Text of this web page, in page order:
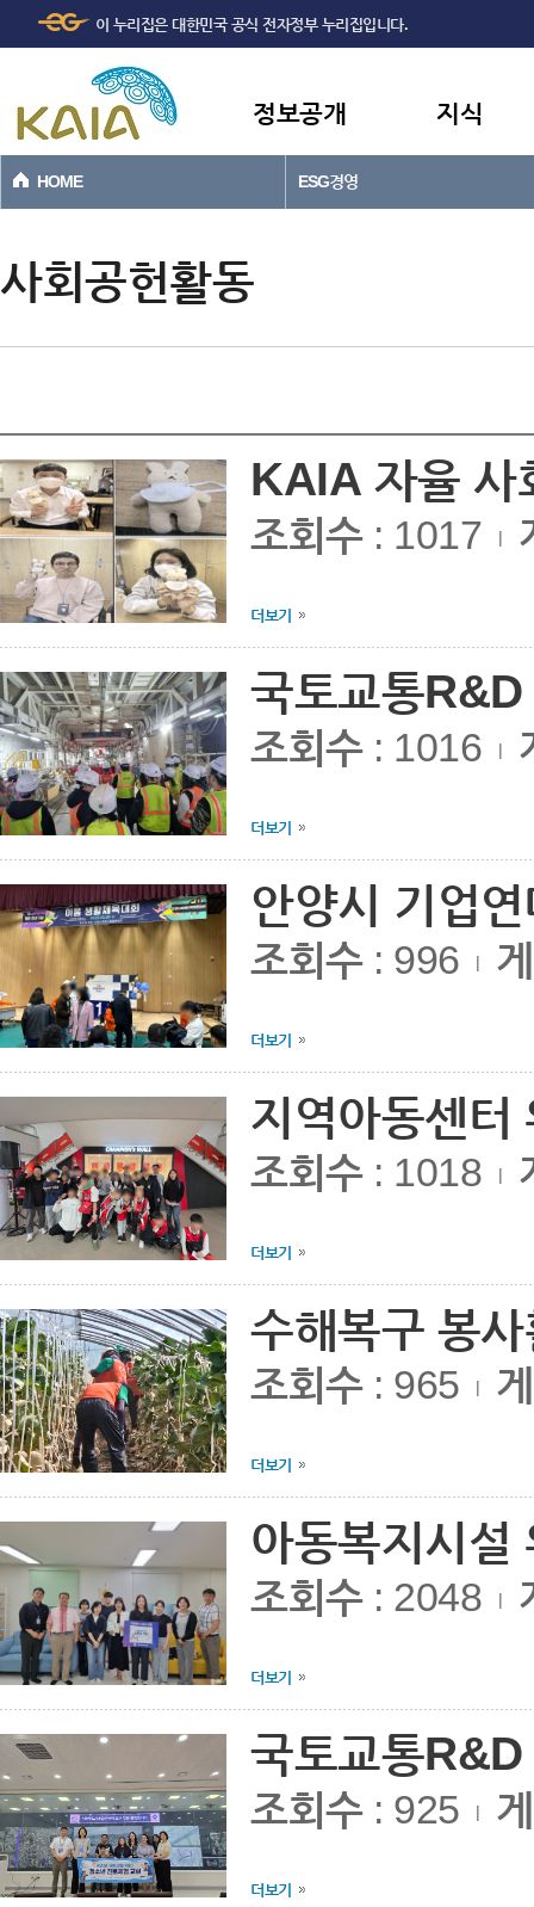
본문바로가기
이 누리집은 대한민국 공식 전자정부 누리집입니다.
정보공개 지식
HOME ESG경영
사회공헌활동
KAIA 자율 사
조회수: 1017 |
더보기
국토교통
조회수: 1016 |
더보기
안양시 기업
조회수: 996 |
더보기
지역아동센터
조회수: 1018 |
더보기
수해복구 봉
조회수: 965 |
더보기
아동복지시설
조회수: 2048 |
더보기
국토교통
조회수: 925 |
더보기